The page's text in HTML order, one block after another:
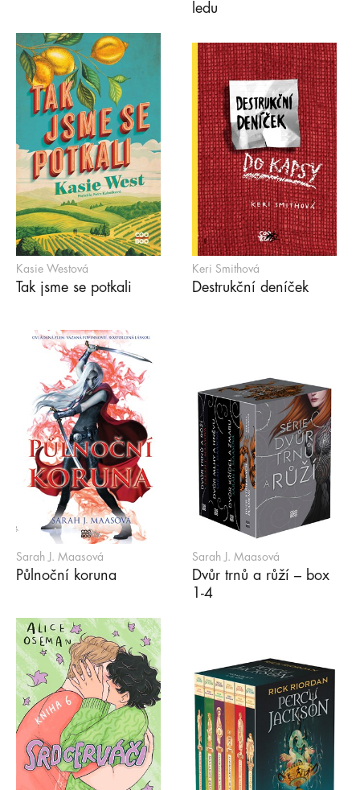
ledu
Kasie Westová
Tak jsme se potkali
Keri Smithová
Destrukční deníček
Sarah J. Maasová
Půlnoční koruna
Sarah J. Maasová
Dvůr trnů a růží – box
1-4